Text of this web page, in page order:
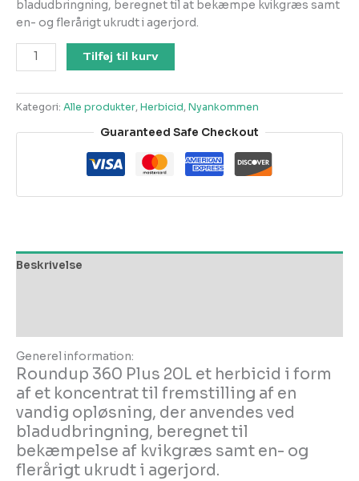
bladudbringning, beregnet til at bekæmpe kvikgræs samt
en- og flerårigt ukrudt i agerjord.
Roundup
360
Plus
Tilføj til kurv
Kategori: Alle produkter, Herbicid, Nyankommen
Guaranteed Safe Checkout
Beskrivelse
Generel information:
Roundup 360 Plus 20L et herbicid i form
af et koncentrat til fremstilling af en
vandig opløsning, der anvendes ved
bladudbringning, beregnet til
bekæmpelse af kvikgræs samt en- og
flerårigt ukrudt i agerjord.